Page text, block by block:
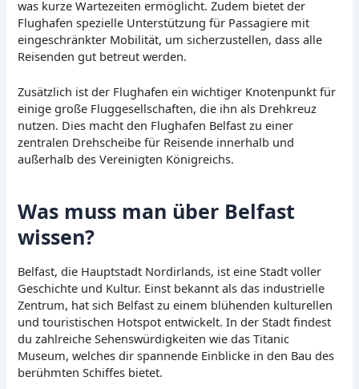
was kurze Wartezeiten ermöglicht. Zudem bietet der
Flughafen spezielle Unterstützung für Passagiere mit
eingeschränkter Mobilität, um sicherzustellen, dass alle
Reisenden gut betreut werden.
Zusätzlich ist der Flughafen ein wichtiger Knotenpunkt für
einige große Fluggesellschaften, die ihn als Drehkreuz
nutzen. Dies macht den Flughafen Belfast zu einer
zentralen Drehscheibe für Reisende innerhalb und
außerhalb des Vereinigten Königreichs.
Was muss man über Belfast
wissen?
Belfast, die Hauptstadt Nordirlands, ist eine Stadt voller
Geschichte und Kultur. Einst bekannt als das industrielle
Zentrum, hat sich Belfast zu einem blühenden kulturellen
und touristischen Hotspot entwickelt. In der Stadt findest
du zahlreiche Sehenswürdigkeiten wie das Titanic
Museum, welches dir spannende Einblicke in den Bau des
berühmten Schiffes bietet.